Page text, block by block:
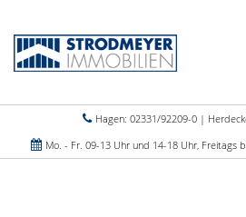
Hagen: 02331/92209-0 |
Mo. - Fr. 09-13 Uhr und 14-18 Uhr, Freitags